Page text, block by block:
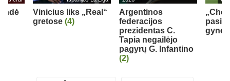
Vinicius liks „Real“
gretose (4)
Argentinos
federacijos
prezidentas C.
Tapia negailėjo
pagyrų G. Infantino
(2)